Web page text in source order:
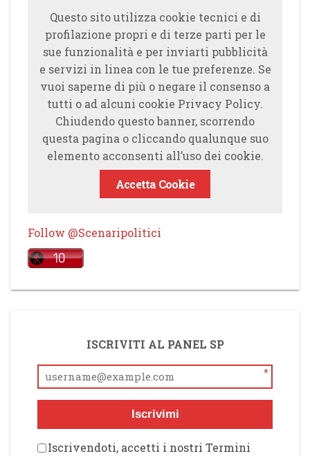
Questo sito utilizza cookie tecnici e di
profilazione propri e di terze parti per le
sue funzionalità e per inviarti pubblicità
e servizi in linea con le tue preferenze. Se
vuoi saperne di più o negare il consenso a
tutti o ad alcuni cookie Privacy Policy.
Chiudendo questo banner, scorrendo
questa pagina o cliccando qualunque suo
elemento acconsenti all’uso dei cookie.
Accetta Cookie
Follow @Scenaripolitici
ISCRIVITI AL PANEL SP
*
Iscrivimi
Iscrivendoti, accetti i nostri Termini